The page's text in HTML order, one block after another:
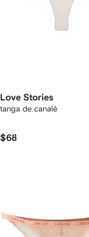
Love Stories
tanga de canalé
$68